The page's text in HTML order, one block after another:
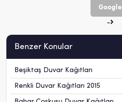
Google
-
Benzer Konular
Beşiktaş Duvar Kağıtları
Renkli Duvar Kağıtları 2015